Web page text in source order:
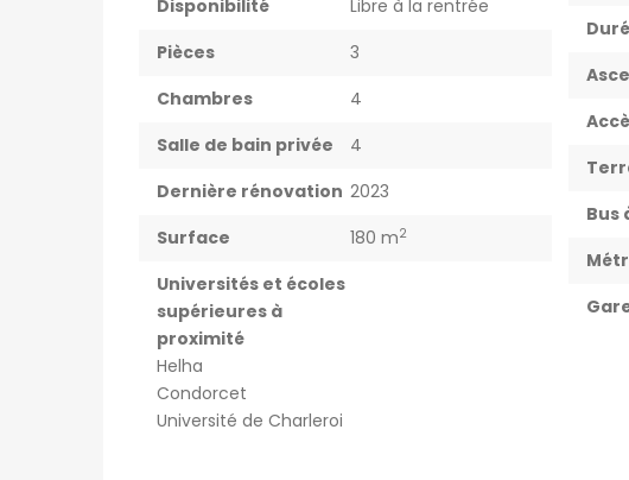
Disponibilité
Libre à la rentrée
Pièces
3
Chambres
4
Salle de bain privée
4
Dernière rénovation 2023
Surface
180 m2
Universités et écoles
supérieures à
proximité
Helha
Condorcet
Université de Charleroi
Bus